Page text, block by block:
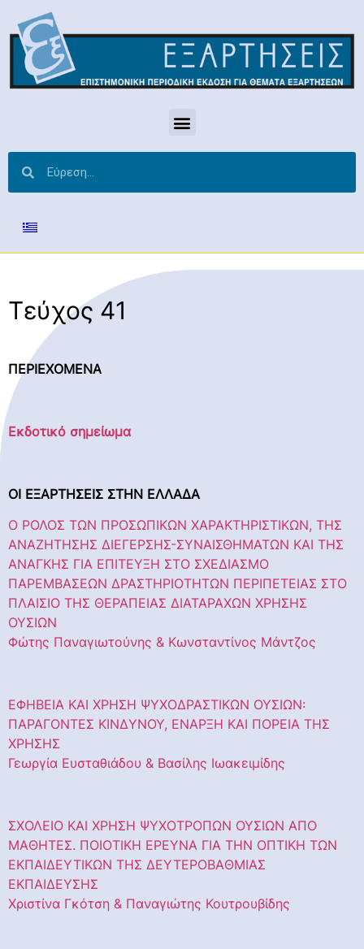
Τεύχος 41
ΠΕΡΙΕΧΟΜΕΝΑ
Εκδοτικό σημείωμα
ΟΙ ΕΞΑΡΤΗΣΕΙΣ ΣΤΗΝ ΕΛΛΑΔΑ
Ο ΡΟΛΟΣ ΤΩΝ ΠΡΟΣΩΠΙΚΩΝ ΧΑΡΑΚΤΗΡΙΣΤΙΚΩΝ, ΤΗΣ
ΑΝΑΖΗΤΗΣΗΣ ΔΙΕΓΕΡΣΗΣ-ΣΥΝΑΙΣΘΗΜΑΤΩΝ ΚΑΙ ΤΗΣ
ΑΝΑΓΚΗΣ ΓΙΑ ΕΠΙΤΕΥΞΗ ΣΤΟ ΣΧΕΔΙΑΣΜΟ
ΠΑΡΕΜΒΑΣΕΩΝ ΔΡΑΣΤΗΡΙΟΤΗΤΩΝ ΠΕΡΙΠΕΤΕΙΑΣ ΣΤΟ
ΠΛΑΙΣΙΟ ΤΗΣ ΘΕΡΑΠΕΙΑΣ ΔΙΑΤΑΡΑΧΩΝ ΧΡΗΣΗΣ
ΟΥΣΙΩΝ
Φώτης Παναγιωτούνης & Κωνσταντίνος Μάντζος
ΕΦΗΒΕΙΑ ΚΑΙ ΧΡΗΣΗ ΨΥΧΟΔΡΑΣΤΙΚΩΝ ΟΥΣΙΩΝ:
ΠΑΡΑΓΟΝΤΕΣ ΚΙΝΔΥΝΟΥ, ΕΝΑΡΞΗ ΚΑΙ ΠΟΡΕΙΑ ΤΗΣ
ΧΡΗΣΗΣ
Γεωργία Ευσταθιάδου & Βασίλης Ιωακειμίδης
ΣΧΟΛΕΙΟ ΚΑΙ ΧΡΗΣΗ ΨΥΧΟΤΡΟΠΩΝ ΟΥΣΙΩΝ ΑΠΟ
ΜΑΘΗΤΕΣ. ΠΟΙΟΤΙΚΗ ΕΡΕΥΝΑ ΓΙΑ ΤΗΝ ΟΠΤΙΚΗ ΤΩΝ
ΕΚΠΑΙΔΕΥΤΙΚΩΝ ΤΗΣ ΔΕΥΤΕΡΟΒΑΘΜΙΑΣ
ΕΚΠΑΙΔΕΥΣΗΣ
Χριστίνα Γκότση & Παναγιώτης Κουτρουβίδης